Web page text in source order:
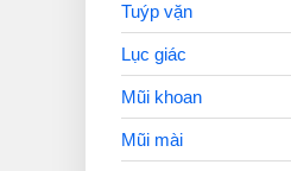
Tuýp vặn
Lục giác
Mũi khoan
Mũi mài